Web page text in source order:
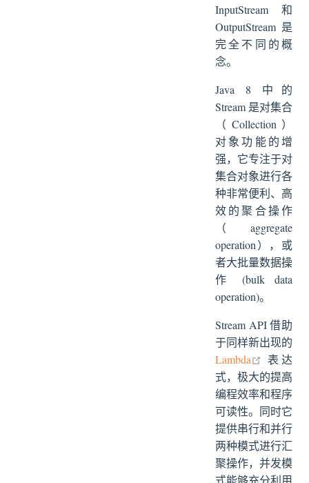
InputStream 和
OutputStream 是
完全不同的概
念。
Java 8 中的
Stream 是对集合
（Collection）
对象功能的增
强，它专注于对
集合对象进行各
种非常便利、高
效的聚合操作
（aggregate
operation），或
者大批量数据操
作 (bulk data
operation)。
Stream API 借助
于同样新出现的
Lambda
open in
表达
式，极大的提高
编程效率和程序
可读性。同时它
提供串行和并行
两种模式进行汇
聚操作，并发模
式能够充分利用